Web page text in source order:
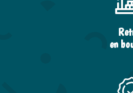
en